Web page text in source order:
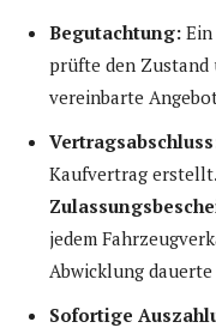
Begutachtung:
prüfte den Zustand
vereinbarte
Kaufvertrag
jedem
Abwicklung
Sofortige